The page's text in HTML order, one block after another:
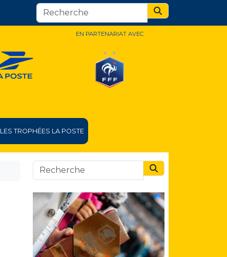
Search
EN PARTENARIAT AVEC
LES TROPHÉES LA POSTE
Search